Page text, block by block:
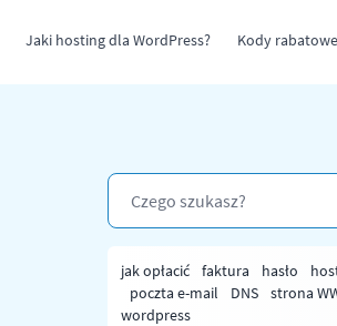
Jaki hosting dla WordPress? Kody rabatowe
jak opłacić faktura hasło
poczta e-mail
DNS strona
wordpress